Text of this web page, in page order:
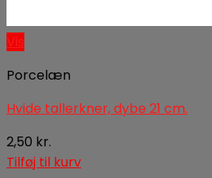
Porcelæn
Hvide tallerkner, dybe 21 cm.
2,50 kr.
Tilføj til kurv